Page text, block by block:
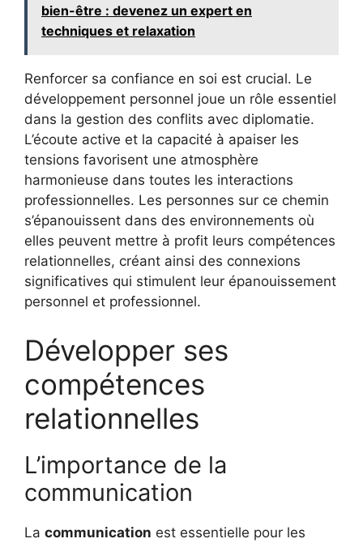
bien-être : devenez un expert en
techniques et relaxation
Renforcer sa confiance en soi est crucial. Le
développement personnel joue un rôle essentiel
dans la gestion des conflits avec diplomatie.
L’écoute active et la capacité à apaiser les
tensions favorisent une atmosphère
harmonieuse dans toutes les interactions
professionnelles. Les personnes sur ce chemin
s’épanouissent dans des environnements où
elles peuvent mettre à profit leurs compétences
relationnelles, créant ainsi des connexions
significatives qui stimulent leur épanouissement
personnel et professionnel.
Développer ses
compétences
relationnelles
L’importance de la
communication
La communication est essentielle pour les